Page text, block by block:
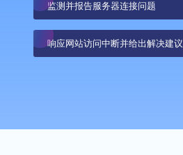
监测并报告服务器连接问题
响应网站访问中断并给出解决建议